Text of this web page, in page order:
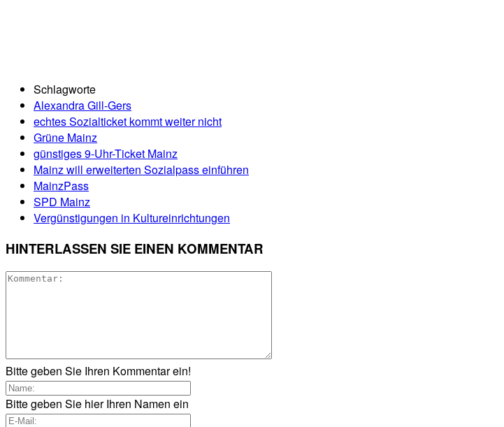
Schlagworte
Alexandra Gill-Gers
echtes Sozialticket kommt weiter nicht
Grüne Mainz
günstiges 9-Uhr-Ticket Mainz
Mainz will erweiterten Sozialpass einführen
MainzPass
SPD Mainz
Vergünstigungen in Kultureinrichtungen
HINTERLASSEN SIE EINEN KOMMENTAR
Bitte geben Sie Ihren Kommentar ein!
Bitte geben Sie hier Ihren Namen ein